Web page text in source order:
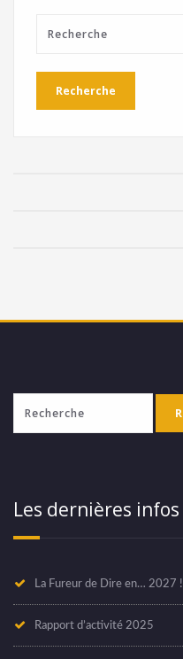
Les dernières infos
La Fureur de Dire en… 2027 !
Rapport d’activité 2025